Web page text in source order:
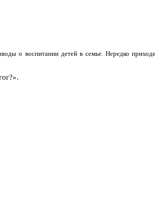
о воспитании детей в семье. Нередко